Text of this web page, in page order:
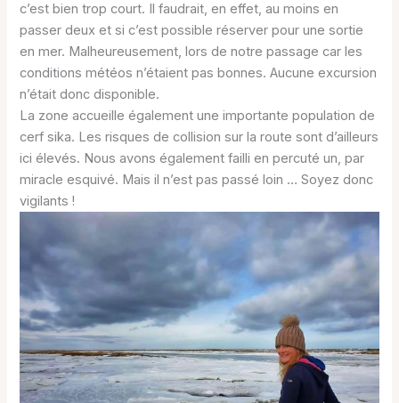
c’est bien trop court. Il faudrait, en effet, au moins en
passer deux et si c’est possible réserver pour une sortie
en mer. Malheureusement, lors de notre passage car les
conditions météos n’étaient pas bonnes. Aucune excursion
n’était donc disponible.
La zone accueille également une importante population de
cerf sika. Les risques de collision sur la route sont d’ailleurs
ici élevés. Nous avons également failli en percuté un, par
miracle esquivé. Mais il n’est pas passé loin … Soyez donc
vigilants !